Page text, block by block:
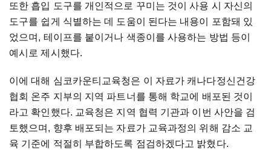
또한 흡입 도구를 개인적으로 꾸미는 것이 사용 시 자신의
도구를 쉽게 식별하는 데 도움이 된다는 내용이 포함돼 있
었으며, 테이프를 붙이거나 색종이를 사용하는 방법 등이
예시로 제시했다.
이에 대해 심코카운티교육청은 이 자료가 캐나다정신건강
협회 온주 지부의 지역 파트너를 통해 학교에 배포된 것이
라고 확인했다. 교육청은 지역 협력 기관과 이번 사안을 검
토했으며, 향후 배포되는 자료가 교육과정의 위해 감소 교
육 기준에 적절히 부합하도록 점검하겠다고 밝혔다.